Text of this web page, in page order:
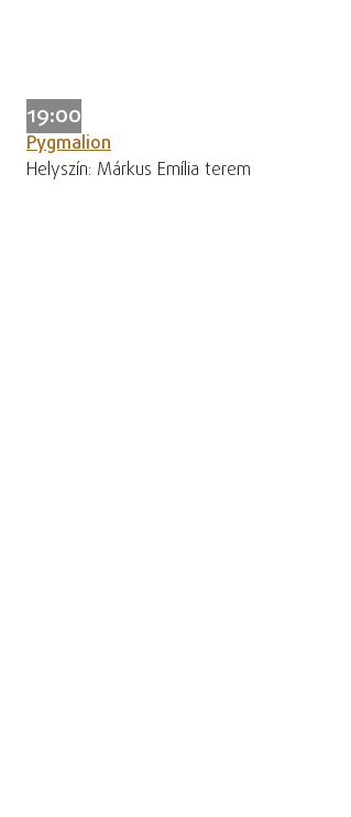
19:00
Pygmalion
Helyszín: Márkus Emília terem